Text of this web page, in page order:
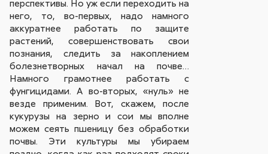
перспективы. Но уж если переходить на
него, то, во-первых, надо намного
аккуратнее работать по защите
растений, совершенствовать свои
познания, следить за накоплением
болезнетворных начал на почве…
Намного грамотнее работать с
фунгицидами. А во-вторых, «нуль» не
везде применим. Вот, скажем, после
кукурузы на зерно и сои мы вполне
можем сеять пшеницу без обработки
почвы. Эти культуры мы убираем